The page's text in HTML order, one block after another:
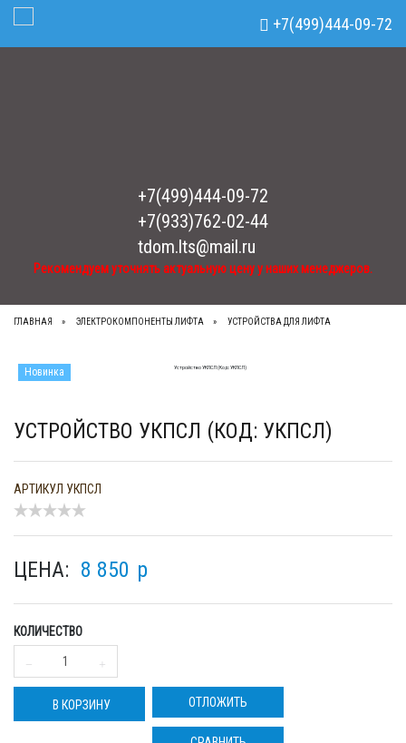
Рекомендуем уточнять актуальную цену у наших менеджеров.
+7(499)444-09-72
+7(933)762-02-44
tdom.lts@mail.ru
Рекомендуем уточнять актуальную цену у наших менеджеров.
+7(499)444-09-72
Toggle Navigation
ГЛАВНАЯ ЭЛЕКТРОКОМПОНЕНТЫ ЛИФТА УСТРОЙСТВА ДЛЯ ЛИФТА
Новинка
УСТРОЙСТВО УКПСЛ (КОД: УКПСЛ)
АРТИКУЛ УКПСЛ
ЦЕНА: 8 850 p
КОЛИЧЕСТВО
В КОРЗИНУ ОТЛОЖИТЬ